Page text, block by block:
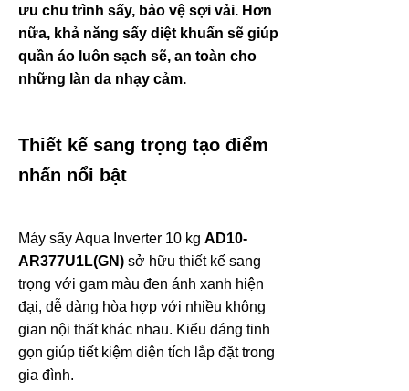
ưu chu trình sấy, bảo vệ sợi vải. Hơn
nữa, khả năng sấy diệt khuẩn sẽ giúp
quần áo luôn sạch sẽ, an toàn cho
những làn da nhạy cảm.
Thiết kế sang trọng tạo điểm
nhấn nổi bật
Máy sấy Aqua Inverter 10 kg AD10-
AR377U1L(GN) sở hữu thiết kế sang
trọng với gam màu đen ánh xanh hiện
đại, dễ dàng hòa hợp với nhiều không
gian nội thất khác nhau. Kiểu dáng tinh
gọn giúp tiết kiệm diện tích lắp đặt trong
gia đình.